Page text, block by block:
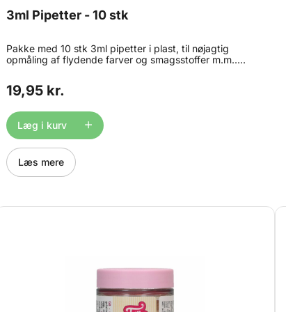
3ml Pipetter - 10 stk
Pakke med 10 stk 3ml pipetter i plast, til nøjagtig
opmåling af flydende farver og smagsstoffer m.m..
helt rene, anbefales det kun at bruge dem én gang.
19,95 kr.
Læg i kurv
Læs mere